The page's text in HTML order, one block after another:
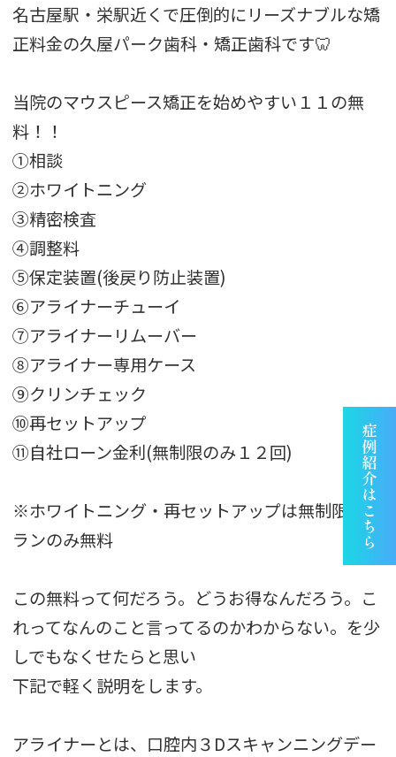
名古屋駅・栄駅近くで圧倒的にリーズナブルな矯
正料金の久屋パーク歯科・矯正歯科です🦷
当院のマウスピース矯正を始めやすい１１の無
料！！
①相談
②ホワイトニング
③精密検査
④調整料
⑤保定装置(後戻り防止装置)
⑥アライナーチューイ
⑦アライナーリムーバー
⑧アライナー専用ケース
⑨クリンチェック
⑩再セットアップ
⑪自社ローン金利(無制限のみ１２回)
※ホワイトニング・再セットアップは無制限のプ
ランのみ無料
この無料って何だろう。どうお得なんだろう。こ
れってなんのこと言ってるのかわからない。を少
しでもなくせたらと思い
下記で軽く説明をします。
アライナーとは、口腔内３Dスキャンニングデー